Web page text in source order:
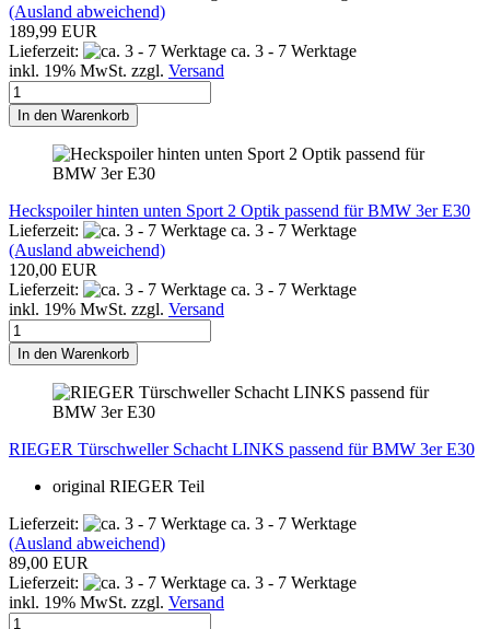
(Ausland abweichend)
189,99 EUR
Lieferzeit:
ca. 3 - 7 Werktage
inkl. 19% MwSt. zzgl. Versand
In den Warenkorb
Heckspoiler hinten unten Sport 2 Optik passend für BMW 3er E30
Lieferzeit:
ca. 3 - 7 Werktage
(Ausland abweichend)
120,00 EUR
Lieferzeit:
ca. 3 - 7 Werktage
inkl. 19% MwSt. zzgl. Versand
In den Warenkorb
RIEGER Türschweller Schacht LINKS passend für BMW 3er E30
original RIEGER Teil
Lieferzeit:
ca. 3 - 7 Werktage
(Ausland abweichend)
89,00 EUR
Lieferzeit:
ca. 3 - 7 Werktage
inkl. 19% MwSt. zzgl. Versand